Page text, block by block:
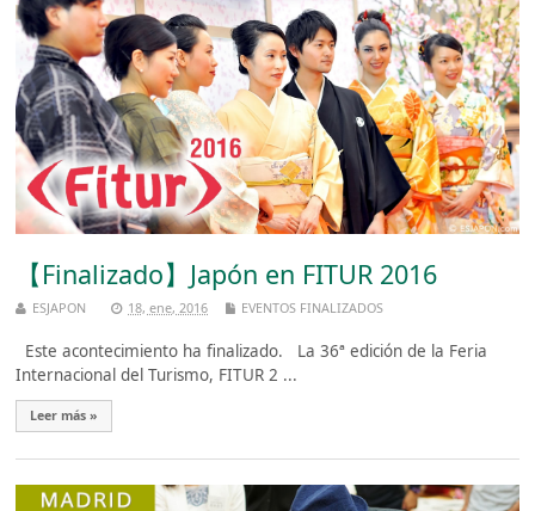
【Finalizado】Japón en FITUR 2016
ESJAPON 18, ene, 2016 EVENTOS FINALIZADOS
Este acontecimiento ha finalizado. La 36ª edición de la Feria
Internacional del Turismo, FITUR 2 ...
Leer más »